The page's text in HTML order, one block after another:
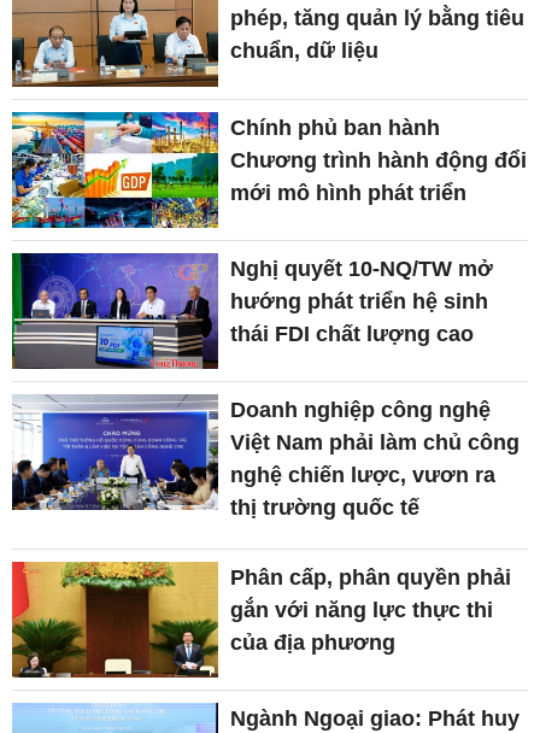
phép, tăng quản lý bằng tiêu
chuẩn, dữ liệu
Chính phủ ban hành
Chương trình hành động đổi
mới mô hình phát triển
Nghị quyết 10-NQ/TW mở
hướng phát triển hệ sinh
thái FDI chất lượng cao
Doanh nghiệp công nghệ
Việt Nam phải làm chủ công
nghệ chiến lược, vươn ra
thị trường quốc tế
Phân cấp, phân quyền phải
gắn với năng lực thực thi
của địa phương
Ngành Ngoại giao: Phát huy